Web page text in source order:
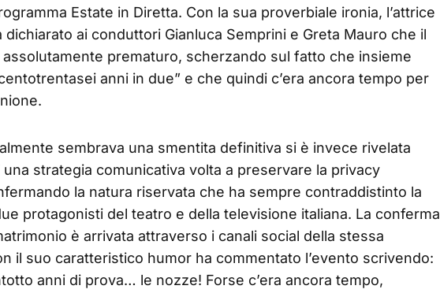
Estate in Diretta. Con la sua proverbiale ironia, l’attrice
dichiarato ai conduttori Gianluca Semprini e Greta Mauro che il
prematuro, scherzando sul fatto che insieme
anni in due” e che quindi c’era ancora tempo per
sembrava una smentita definitiva si è invece rivelata
strategia comunicativa volta a preservare la privacy
la natura riservata che ha sempre contraddistinto la
protagonisti del teatro e della televisione italiana. La conferma
è arrivata attraverso i canali social della stessa
il suo caratteristico humor ha commentato l’evento scrivendo:
anni di prova… le nozze! Forse c’era ancora tempo,